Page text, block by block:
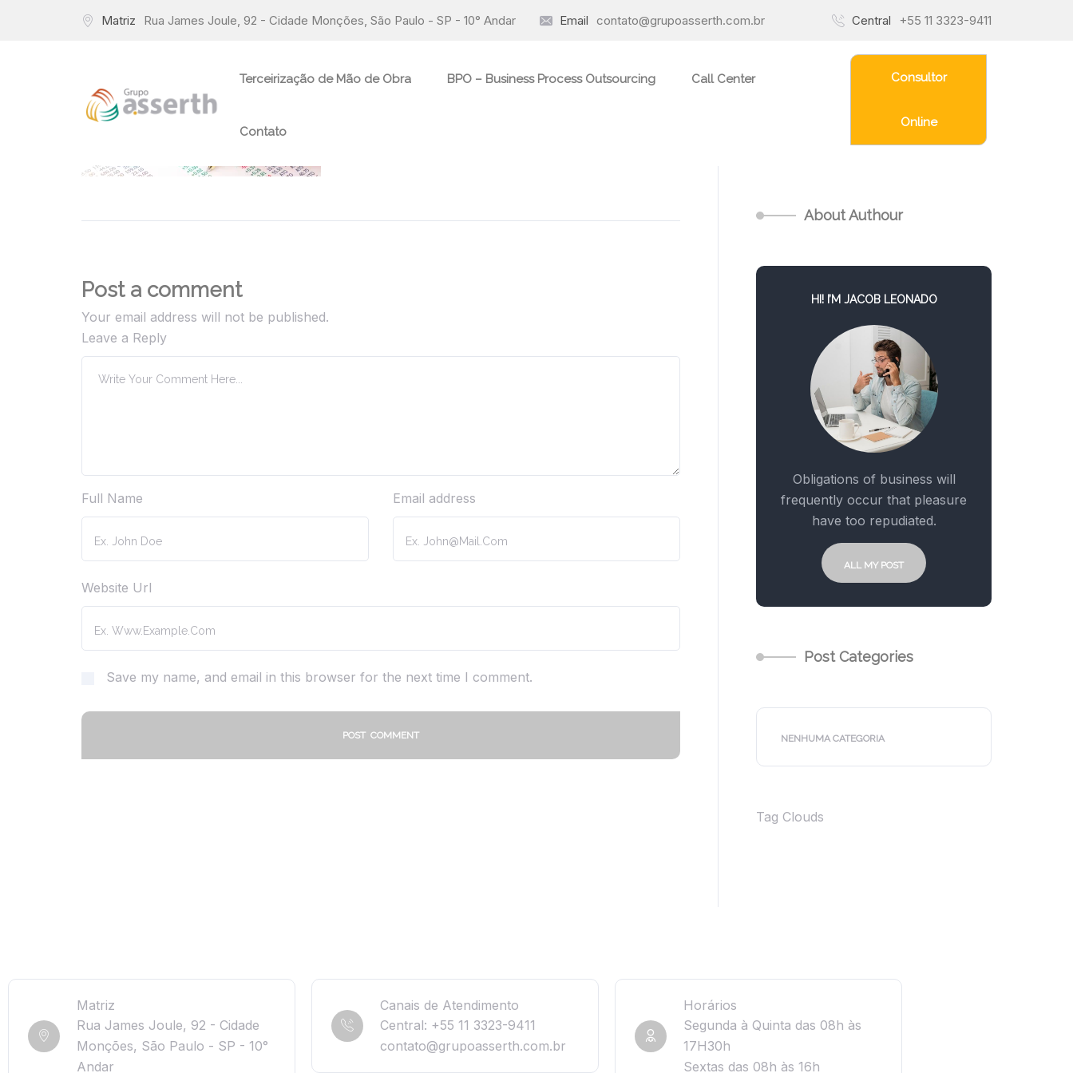
Matriz Rua James Joule, 92 - Cidade Monções, São Paulo - SP - 10° Andar Email contato@grupoasserth.com.br Central +55 11 3323-9411
Terceirização de Mão de Obra BPO – Business Process Outsourcing Call Center
Contato
Consultor
Online
Post a comment
Your email address will not be published.
Leave a Reply
Full Name Email address
Website Url
Save my name, and email in this browser for the next time I comment.
About Authour
HI! I’M JACOB LEONADO
Obligations of business will
frequently occur that pleasure
have too repudiated.
ALL MY POST
Post Categories
NENHUMA CATEGORIA
Tag Clouds
Matriz
Rua James Joule, 92 - Cidade
Monções, São Paulo - SP - 10°
Andar
Canais de Atendimento
Central: +55 11 3323-9411
contato@grupoasserth.com.br
Horários
Segunda à Quinta das 08h às
17H30h
Sextas das 08h às 16h